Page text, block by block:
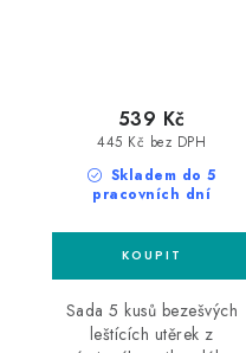
Skladem do 5
pracovních dní
445 Kč bez DPH
539 Kč
Sada 5 kusů bezešvých
leštících utěrek z